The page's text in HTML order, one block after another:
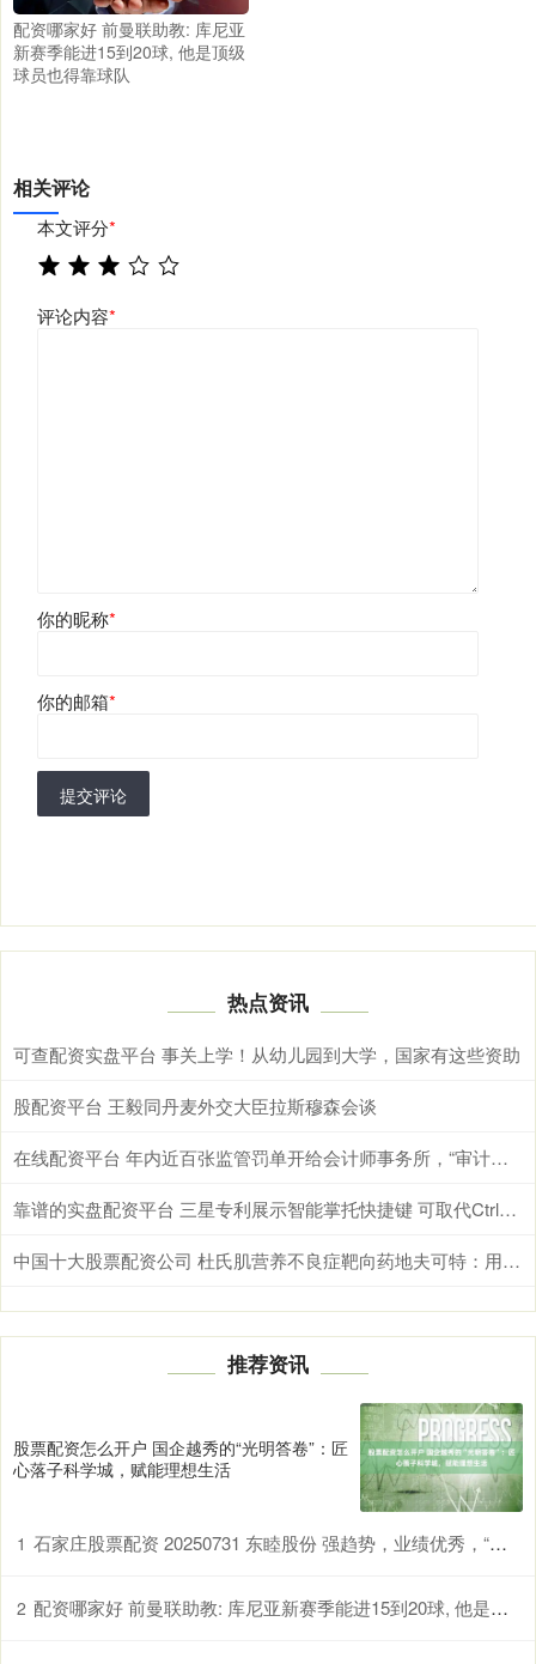
配资哪家好 前曼联助教: 库尼亚
新赛季能进15到20球, 他是顶级
球员也得靠球队
相关评论
本文评分*
评论内容*
你的昵称*
你的邮箱*
提交评论
热点资讯
可查配资实盘平台 事关上学！从幼儿园到大学，国家有这些资助
股配资平台 王毅同丹麦外交大臣拉斯穆森会谈
在线配资平台 年内近百张监管罚单开给会计师事务所，“审计程序缺陷”成头号通病
靠谱的实盘配资平台 三星专利展示智能掌托快捷键 可取代Ctrl和Shift
中国十大股票配资公司 杜氏肌营养不良症靶向药地夫可特：用法、剂量调整、副作用管理全解析
推荐资讯
股票配资怎么开户 国企越秀的“光明答卷”：匠
心落子科学城，赋能理想生活
1 石家庄股票配资 20250731 东睦股份 强趋势，业绩优秀，“华为+AI服务器+人形机器人”
2 配资哪家好 前曼联助教: 库尼亚新赛季能进15到20球, 他是顶级球员也得靠球队